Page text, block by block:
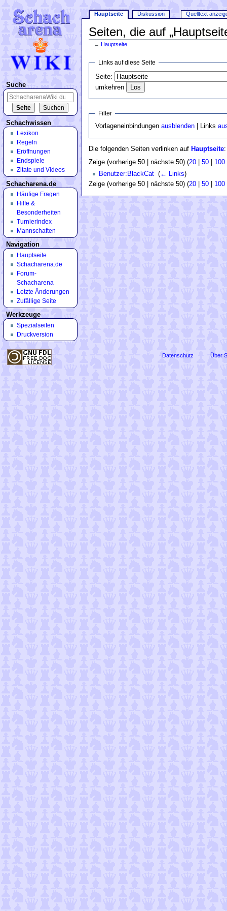
Seiten, die auf
←Hauptseite
Links auf diese Seite
Seite:
umkehren
Filter
Vorlageneinbindungenausblenden | Links
Die folgenden Seiten verlinken auf Hauptseite:
Zeige (vorherige 50 | nächste 50) (20| 50| 100
Benutzer:BlackCat‎ (← Links)
Zeige (vorherige 50 | nächste 50) (20| 50| 100
Hauptseite Diskussion Quelltext
Suche
Schachwissen
Lexikon
Regeln
Eröffnungen
Endspiele
Zitate und Videos
Schacharena.de
Häufige Fragen
Hilfe &
Besonderheiten
Turnierindex
Mannschaften
Navigation
Hauptseite
Schacharena.de
Forum-
Schacharena
Letzte Änderungen
Zufällige Seite
Werkzeuge
Spezialseiten
Druckversion
Datenschutz Über